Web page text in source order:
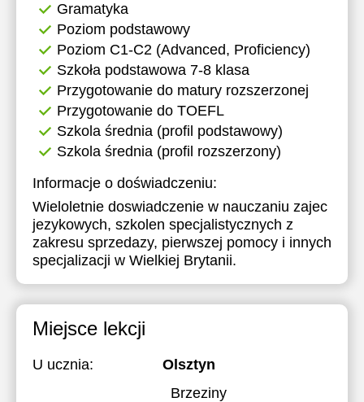
Gramatyka
Poziom podstawowy
Poziom C1-C2 (Advanced, Proficiency)
Szkoła podstawowa 7-8 klasa
Przygotowanie do matury rozszerzonej
Przygotowanie do TOEFL
Szkola średnia (profil podstawowy)
Szkola średnia (profil rozszerzony)
Informacje o doświadczeniu:
Wieloletnie doswiadczenie w nauczaniu zajec
jezykowych, szkolen specjalistycznych z
zakresu sprzedazy, pierwszej pomocy i innych
specjalizacji w Wielkiej Brytanii.
Miejsce lekcji
U ucznia:
Olsztyn
Brzeziny